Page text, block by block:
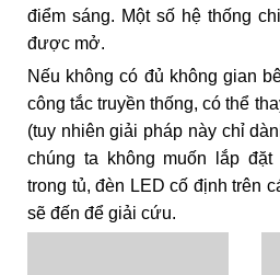
điểm sáng. Một số hệ thống
được mở.
Nếu không có đủ không gian
công tắc truyền thống, có thể
(tuy nhiên giải pháp này chỉ
chúng ta không muốn lắp
trong tủ, đèn LED cố định trên
sẽ đến để giải cứu.